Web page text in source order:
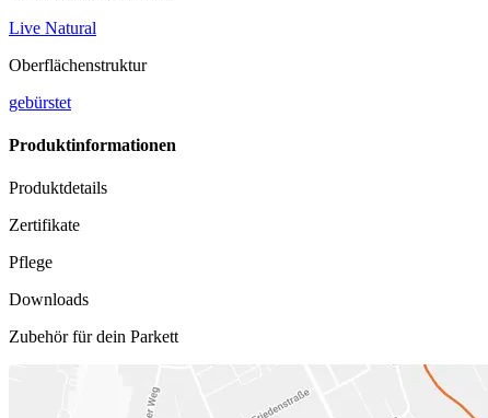
Live Natural
Oberflächenstruktur
gebürstet
Produktinformationen
Produktdetails
Zertifikate
Pflege
Downloads
Zubehör für dein Parkett